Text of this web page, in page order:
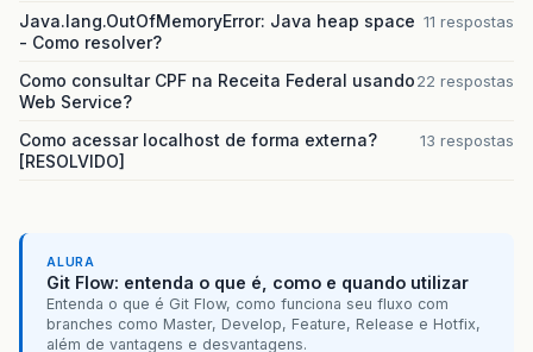
Java.lang.OutOfMemoryError: Java heap space
- Como resolver?
11 respostas
Como consultar CPF na Receita Federal usando
Web Service?
22 respostas
Como acessar localhost de forma externa?
[RESOLVIDO]
13 respostas
ALURA
Git Flow: entenda o que é, como e quando utilizar
Entenda o que é Git Flow, como funciona seu fluxo com
branches como Master, Develop, Feature, Release e Hotfix,
além de vantagens e desvantagens.